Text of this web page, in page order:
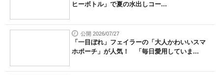
ヒーボトル」で夏の水出しコー...
公開 2026/07/27
「一目ぼれ」フェイラーの「大人かわいいスマ
ホポーチ」が人気！ 「毎日愛用していま...